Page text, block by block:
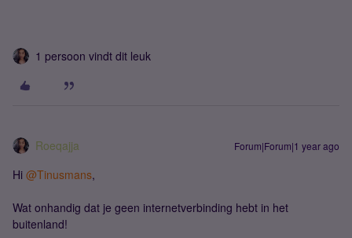
1 persoon vindt dit leuk
Roeqajja Forum|Forum|1 year ago
Hi ​ @Tinusmans,
Wat onhandig dat je geen internetverbinding hebt in het
buitenland!